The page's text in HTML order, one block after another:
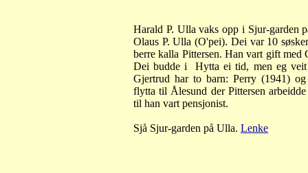
Harald P. Ulla vaks opp i Sjur-garden
Olaus P. Ulla (O'pei). Dei var 10
berre kalla Pittersen. Han vart gift med
Dei budde i Hytta ei tid, men eg veit
Gjertrud har to barn: Perry (1941)
flytta til Ålesund der Pittersen
til han vart pensjonist.
Sjå Sjur-garden på Ulla. Lenke